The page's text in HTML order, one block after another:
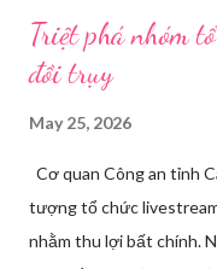
Triệt phá nhóm
đồi trụy
May 25, 2026
Cơ quan Công an tỉnh
tượng tổ chức
nhằm thu lợi bất chính.